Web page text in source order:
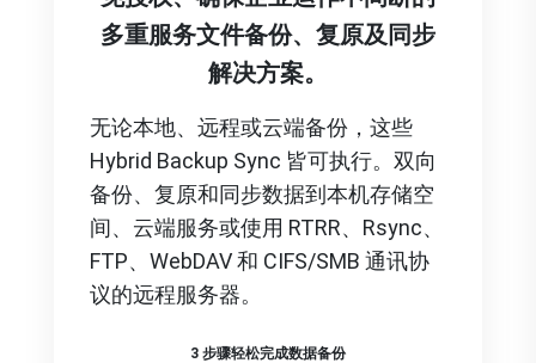
多重服务文件备份、复原及同步
解决方案。
无论本地、远程或云端备份，这些
Hybrid Backup Sync 皆可执行。双向
备份、复原和同步数据到本机存储空
间、云端服务或使用 RTRR、Rsync、
FTP、WebDAV 和 CIFS/SMB 通讯协
议的远程服务器。
3 步骤轻松完成数据备份